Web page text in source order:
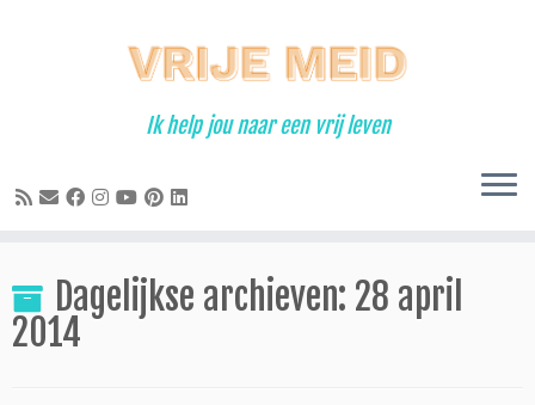
Ik help jou naar een vrij leven
Dagelijkse archieven: 28 april
2014